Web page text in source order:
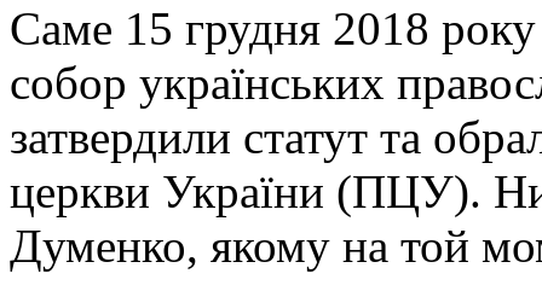
Саме 15 грудня 2018
собор українських
затвердили статут та
церкви України (ПЦУ).
Думенко, якому на той